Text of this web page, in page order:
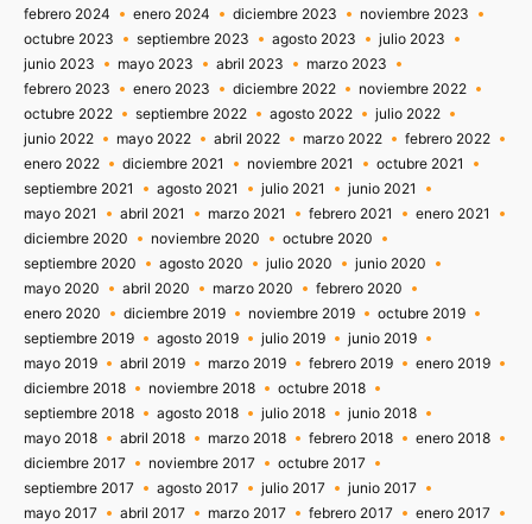
febrero 2024
enero 2024 diciembre 2023
noviembre 2023
octubre 2023
septiembre 2023 agosto 2023
julio 2023
junio 2023
mayo 2023 abril 2023
marzo 2023
febrero 2023
enero 2023 diciembre 2022
noviembre 2022
octubre 2022
septiembre 2022 agosto 2022
julio 2022
junio 2022
mayo 2022 abril 2022 marzo 2022
febrero 2022
enero 2022
diciembre 2021 noviembre 2021
octubre 2021
septiembre 2021
agosto 2021 julio 2021
junio 2021
mayo 2021
abril 2021 marzo 2021 febrero 2021
enero 2021
diciembre 2020
noviembre 2020
octubre 2020
septiembre 2020
agosto 2020 julio 2020
junio 2020
mayo 2020
abril 2020 marzo 2020
febrero 2020
enero 2020
diciembre 2019 noviembre 2019
octubre 2019
septiembre 2019
agosto 2019 julio 2019
junio 2019
mayo 2019
abril 2019 marzo 2019 febrero 2019
enero 2019
diciembre 2018
noviembre 2018
octubre 2018
septiembre 2018
agosto 2018 julio 2018
junio 2018
mayo 2018
abril 2018 marzo 2018 febrero 2018
enero 2018
diciembre 2017
noviembre 2017
octubre 2017
septiembre 2017
agosto 2017 julio 2017
junio 2017
mayo 2017
abril 2017 marzo 2017 febrero 2017
enero 2017